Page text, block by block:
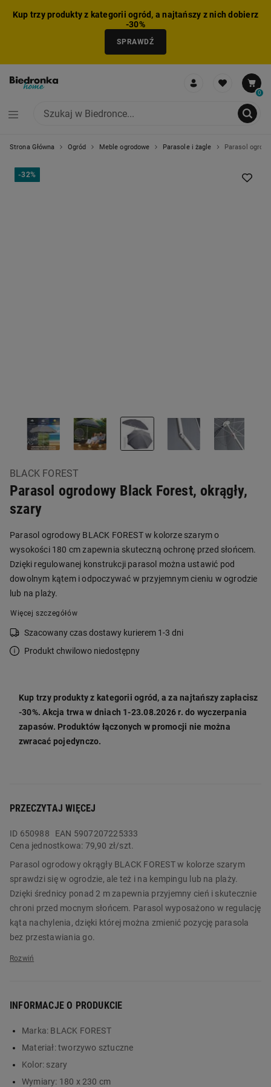
Kup trzy produkty z kategorii ogród, a najtańszy z nich dobierz
-30%
SPRAWDŹ
0
Strona Główna Ogród Meble ogrodowe Parasole i żagle Parasol
-32%
BLACK FOREST
Parasol ogrodowy Black Forest, okrągły,
szary
Parasol ogrodowy BLACK FOREST w kolorze szarym o
wysokości 180 cm zapewnia skuteczną ochronę przed słońcem.
Dzięki regulowanej konstrukcji parasol można ustawić pod
dowolnym kątem i odpoczywać w przyjemnym cieniu w ogrodzie
lub na plaży.
Więcej szczegółów
Szacowany czas dostawy kurierem 1-3 dni
Produkt chwilowo niedostępny
Kup trzy produkty z kategorii ogród, a za najtańszy zapłacisz
-30%. Akcja trwa w dniach 1-23.08.2026 r. do wyczerpania
zapasów. Produktów łączonych w promocji nie można
zwracać pojedynczo.
PRZECZYTAJ WIĘCEJ
ID 650988
EAN 5907207225333
Cena jednostkowa: 79,90 zł/szt.
Parasol ogrodowy okrągły BLACK FOREST w kolorze szarym
sprawdzi się w ogrodzie, ale też i na kempingu lub na plaży.
Dzięki średnicy ponad 2 m zapewnia przyjemny cień i skutecznie
chroni przed mocnym słońcem. Parasol wyposażono w regulację
kąta nachylenia, dzięki której można zmienić pozycję parasola
bez przestawiania go.
Wytrzymały parasol ogrodowy BLACK FOREST w kolorze szarym
uniwersalna kolorystyka sprawia, że pasuje do różnych aranżacji
Biedronka Home!
duży okrągły parasol o średnicy ponad 2 m
INFORMACJE O PRODUKCIE
Marka: BLACK FOREST
Materiał:tworzywo sztuczne
Kolor: szary
Wymiary: 180 x 230 cm